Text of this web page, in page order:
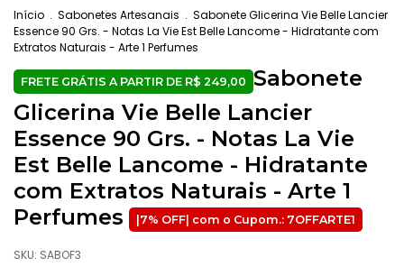
Início . Sabonetes Artesanais . Sabonete Glicerina Vie Belle Lancier
Essence 90 Grs. - Notas La Vie Est Belle Lancome - Hidratante com
Extratos Naturais - Arte 1 Perfumes
Sabonete
Glicerina Vie Belle Lancier
Essence 90 Grs. - Notas La Vie
Est Belle Lancome - Hidratante
com Extratos Naturais - Arte 1
Perfumes
SKU: SABOF3